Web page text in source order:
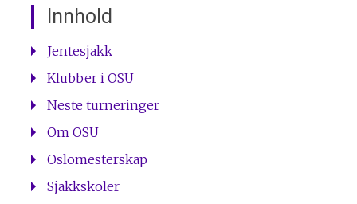
Innhold
Jentesjakk
Klubber i OSU
Neste turneringer
Om OSU
Oslomesterskap
Sjakkskoler